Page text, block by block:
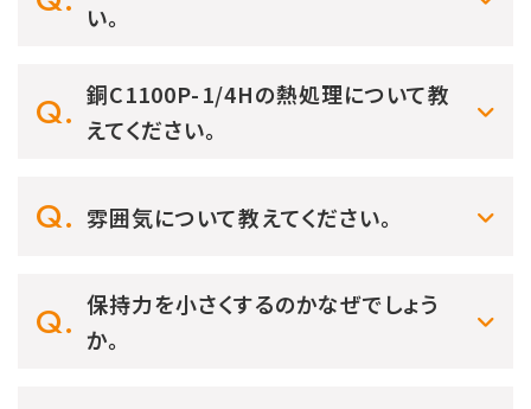
い。
銅C1100P-1/4Hの熱処理について教
えてください。
雰囲気について教えてください。
保持力を小さくするのかなぜでしょう
か。